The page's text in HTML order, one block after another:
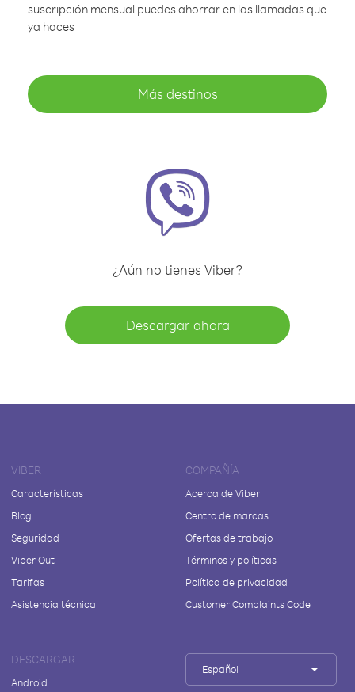
suscripción mensual puedes ahorrar en las llamadas que
ya haces
Más destinos
¿Aún no tienes Viber?
Descargar ahora
VIBER
Características
Blog
Seguridad
Viber Out
Tarifas
Asistencia técnica
COMPAÑÍA
Acerca de Viber
Centro de marcas
Ofertas de trabajo
Términos y políticas
Política de privacidad
Customer Complaints Code
DESCARGAR
Android
Español